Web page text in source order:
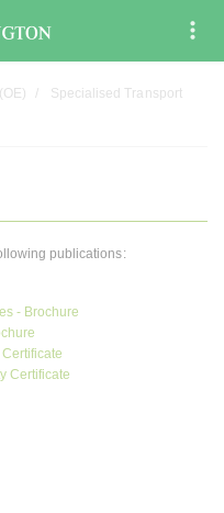
Specialised Transport
publications:
- Brochure
Certificate